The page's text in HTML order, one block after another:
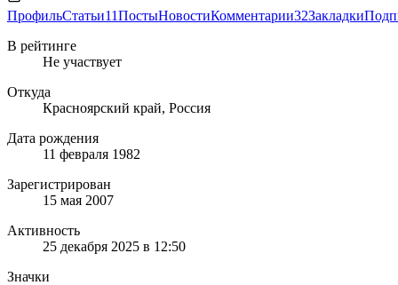
ПрофильСтатьи11ПостыНовостиКомментарии32Закладки
В рейтинге
Не участвует
Откуда
Красноярский край, Россия
Дата рождения
11 февраля 1982
Зарегистрирован
15 мая 2007
Активность
25 декабря 2025 в 12:50
Значки